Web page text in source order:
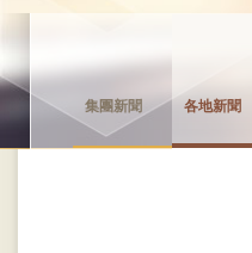
集團新聞 各地新聞